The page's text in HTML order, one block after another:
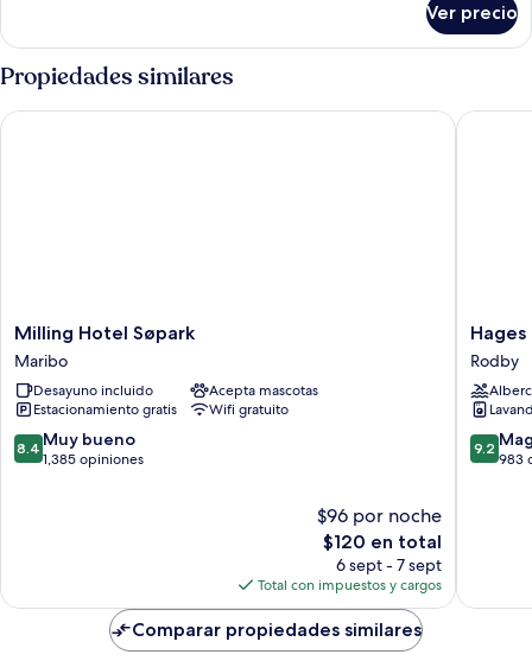
empresarial
individual
Ver precio
Propiedades similares
Milling
Hotel
Søpark
Maribo
Milling Hotel Søpark
Maribo
Desayuno incluido
Acepta mascotas
Estacionamiento gratis
Wifi gratuito
8.4
de
8.4 Muy bueno
1,385 opiniones
$96 por noche
El
precio
actual
es
de
$120
$120 en total
6 sept - 7 sept
Total con impuestos y cargos
Milling Hotel Søpark
Hages
Rodby
Rodby
9.2
de
9.2
983
Hages
Comparar propiedades similares